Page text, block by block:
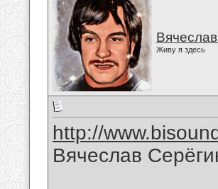
Живу я здесь
http://
Вячеслав